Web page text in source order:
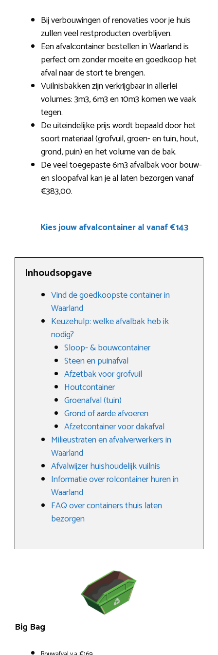
Bij verbouwingen of renovaties voor je huis
zullen veel restproducten overblijven.
Een afvalcontainer bestellen in Waarland is
perfect om zonder moeite en goedkoop het
afval naar de stort te brengen.
Vuilnisbakken zijn verkrijgbaar in allerlei
volumes: 3m3, 6m3 en 10m3 komen we vaak
tegen.
De uiteindelijke prijs wordt bepaald door het
soort materiaal (grofvuil, groen- en tuin, hout,
grond, puin) en het volume van de bak.
De veel toegepaste 6m3 afvalbak voor bouw-
en sloopafval kan je al laten bezorgen vanaf
€383,00.
Kies jouw afvalcontainer al vanaf €143
Inhoudsopgave
Vind de goedkoopste container in
Waarland
Keuzehulp: welke afvalbak heb ik
nodig?
Sloop- & bouwcontainer
Steen en puinafval
Afzetbak voor grofvuil
Houtcontainer
Groenafval (tuin)
Grond of aarde afvoeren
Afzetcontainer voor dakafval
Milieustraten en afvalverwerkers in
Waarland
Afvalwijzer huishoudelijk vuilnis
Informatie over rolcontainer huren in
Waarland
FAQ over containers thuis laten
bezorgen
Big Bag